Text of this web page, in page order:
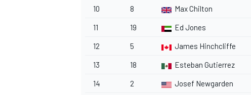
ENDURANCE/GT
10 8 Max Chilton
11 19 Ed Jones
12 5 James Hinchcliffe
13 18 Esteban Gutierrez
14 2 Josef Newgarden